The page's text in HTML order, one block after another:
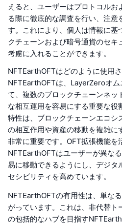
えると、ユーザーはプロトコルお
る際に徹底的な調査を行い、注意
す。これにより、個人は情報に基
クチェーンおよび暗号通貨のセキ
考慮に入れることができます。
NFTEarthOFTはどのように使用
NFTEarthOFTは、LayerZeroオム
て、複数のブロックチェーンネッ
な相互運用を容易にする重要な役
特性は、ブロックチェーンエコシ
の相互作用や資産の移動を複雑に
非常に重要です。OFT拡張機能を
NFTEarthOFTはユーザーが異な
易に移動できるようにし、デジタ
セシビリティを高めています。
NFTEarthOFTの有用性は、単な
がっています。これは、非代替ト
の包括的なハブを目指す